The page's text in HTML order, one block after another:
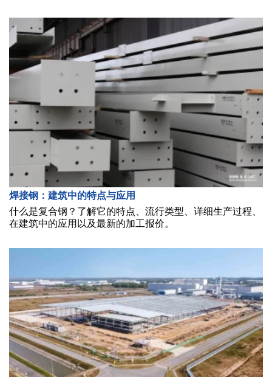
焊接钢：建筑中的特点与应用
什么是复合钢？了解它的特点、流行类型、详细生产过程、
在建筑中的应用以及最新的加工报价。